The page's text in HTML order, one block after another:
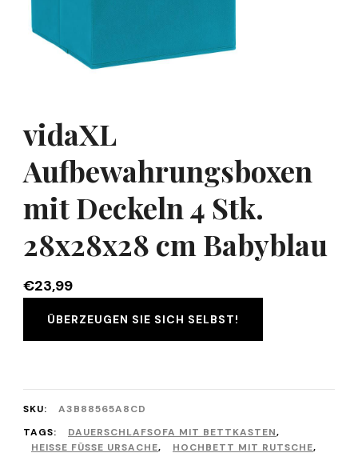
vidaXL
Aufbewahrungsboxen
mit Deckeln 4 Stk.
28x28x28 cm Babyblau
€23,99
ÜBERZEUGEN SIE SICH SELBST!
SKU:
A3B88565A8CD
TAGS:
DAUERSCHLAFSOFA MIT BETTKASTEN,
HEISSE FÜSSE URSACHE, HOCHBETT MIT RUTSCHE,